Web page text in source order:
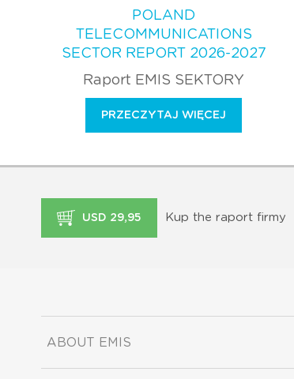
POLAND
TELECOMMUNICATIONS
SECTOR REPORT 2026-2027
Raport EMIS SEKTORY
PRZECZYTAJ WIĘCEJ
USD 29,95 Kup the raport firmy
ABOUT EMIS